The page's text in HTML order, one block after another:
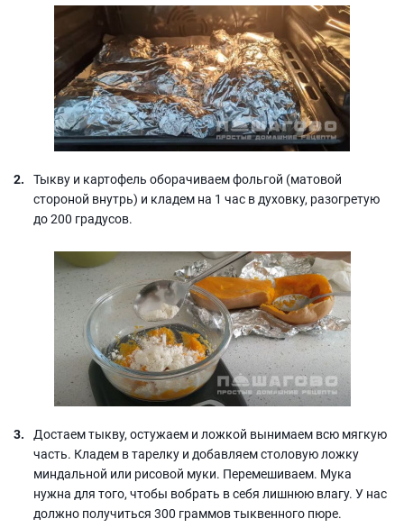
Тыкву и картофель оборачиваем фольгой (матовой
стороной внутрь) и кладем на 1 час в духовку, разогретую
до 200 градусов.
Достаем тыкву, остужаем и ложкой вынимаем всю мягкую
часть. Кладем в тарелку и добавляем столовую ложку
миндальной или рисовой муки. Перемешиваем. Мука
нужна для того, чтобы вобрать в себя лишнюю влагу. У нас
должно получиться 300 граммов тыквенного пюре.